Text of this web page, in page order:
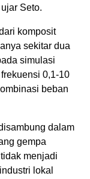
Seto.
komposit
sekitar dua
simulasi
0,1-10
beban
dalam
gempa
menjadi
lokal